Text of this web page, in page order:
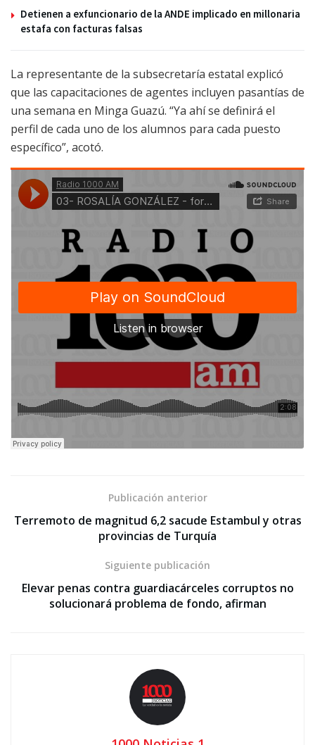
Detienen a exfuncionario de la ANDE implicado en millonaria
estafa con facturas falsas
La representante de la subsecretaría estatal explicó
que las capacitaciones de agentes incluyen pasantías de
una semana en Minga Guazú. “Ya ahí se definirá el
perfil de cada uno de los alumnos para cada puesto
específico”, acotó.
Publicación anterior
Terremoto de magnitud 6,2 sacude Estambul y otras
provincias de Turquía
Siguiente publicación
Elevar penas contra guardiacárceles corruptos no
solucionará problema de fondo, afirman